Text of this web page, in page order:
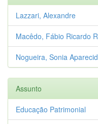
Lazzari, Alexandre
Macêdo, Fábio Ricardo
Nogueira, Sonia
Assunto
Educação Patrimonial